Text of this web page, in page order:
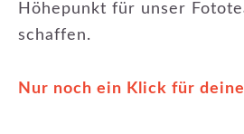
Höhepunkt für unser
schaffen.
Nur noch ein Klick für